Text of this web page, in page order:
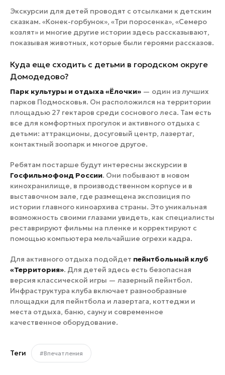
Экскурсии для детей проводят с отсылками к детским
сказкам. «Конек-горбунок», «Три поросенка», «Семеро
козлят» и многие другие истории здесь рассказывают,
показывая животных, которые были героями рассказов.
Куда еще сходить с детьми в городском округе
Домодедово?
Парк культуры и отдыха «Ёлочки» — один из лучших
парков Подмосковья. Он расположился на территории
площадью 27 гектаров среди соснового леса. Там есть
все для комфортных прогулок и активного отдыха с
детьми: аттракционы, досуговый центр, лазертаг,
контактный зоопарк и многое другое.
Ребятам постарше будут интересны экскурсии в
Госфильмофонд России. Они побывают в новом
кинохранилище, в производственном корпусе и в
выставочном зале, где размещена экспозиция по
истории главного киноархива страны. Это уникальная
возможность своими глазами увидеть, как специалисты
реставрируют фильмы на пленке и корректируют с
помощью компьютера мельчайшие огрехи кадра.
Для активного отдыха подойдет пейнтбольный клуб
«Территория». Для детей здесь есть безопасная
версия классической игры — лазерный пейнтбол.
Инфраструктура клуба включает разнообразные
площадки для пейнтбола и лазертага, коттеджи и
места отдыха, баню, сауну и современное
качественное оборудование.
Теги #Впечатления